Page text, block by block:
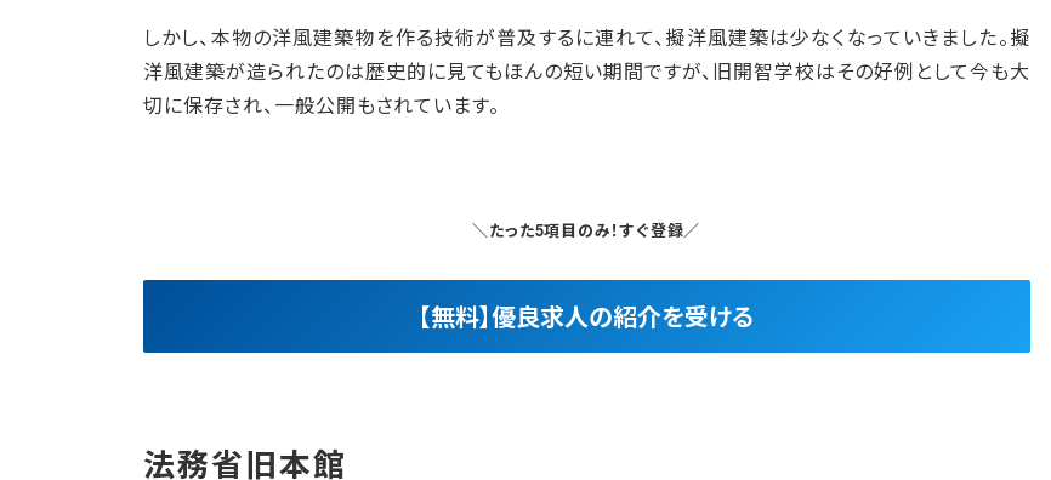
しかし、本物の洋風建築物を作る技術が普及するに連れて、擬洋風建築は少なくなっていきました。擬
洋風建築が造られたのは歴史的に見てもほんの短い期間ですが、旧開智学校はその好例として今も大
切に保存され、一般公開もされています。
＼たった5項目のみ！すぐ登録／
【無料】優良求人の紹介を受ける
法務省旧本館